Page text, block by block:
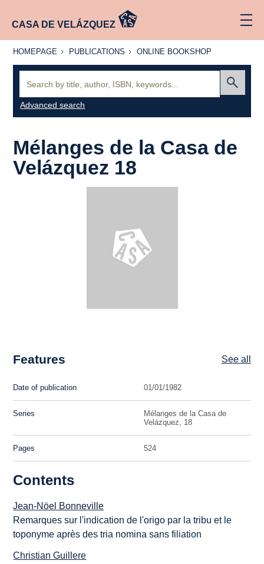
CASA DE VELÁZQUEZ
HOMEPAGE
HOMEPAGE PUBLICATIONS
PUBLICATIONS
ONLINE
ONLINE BOOKSHOP
Advanced search
Mélanges de la Casa de
Velázquez 18
Features See all
Date of publication 01/01/1982
Series
Mélanges de la Casa de
Velázquez, 18
Pages 524
Contents
Jean-Nöel Bonneville
Remarques sur l'indication de l'origo par la tribu et le
toponyme après des tria nomina sans filiation
Christian Guillere